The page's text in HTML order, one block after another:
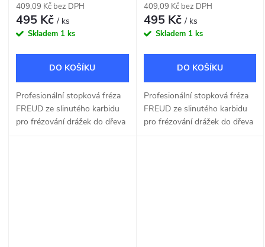
409,09 Kč bez DPH
495 Kč/ ks
Skladem 1 ks
DO KOŠÍKU
Profesionální stopková fréza
FREUD ze slinutého karbidu
pro frézování drážek do dřeva
409,09 Kč bez DPH
495 Kč/ ks
Skladem 1 ks
DO KOŠÍKU
Profesionální stopková fréza
FREUD ze slinutého karbidu
pro frézování drážek do dřeva